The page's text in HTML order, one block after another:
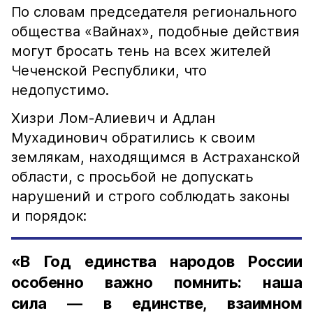
По словам председателя регионального
общества «Вайнах», подобные действия
могут бросать тень на всех жителей
Чеченской Республики, что
недопустимо.
Хизри Лом-Алиевич и Адлан
Мухадинович обратились к своим
землякам, находящимся в Астраханской
области, с просьбой не допускать
нарушений и строго соблюдать законы
и порядок:
«В Год единства народов России
особенно важно помнить: наша
сила — в единстве, взаимном